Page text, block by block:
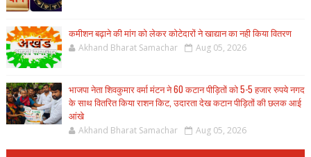
कमीशन बढ़ाने की मांग को लेकर कोटेदारों ने खाद्यान का नही किया वितरण
Akhand Bharat Samachar Aug 05, 2026
भाजपा नेता शिवकुमार वर्मा मंटन ने 60 कटान पीड़ितों को 5-5 हजार रुपये नगद
के साथ वितरित किया राशन किट, उदारता देख कटान पीड़ितों की छलक आई
आंखे
Akhand Bharat Samachar Aug 05, 2026